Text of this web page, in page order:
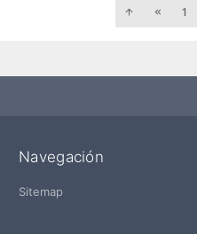
1
Navegación
Sitemap